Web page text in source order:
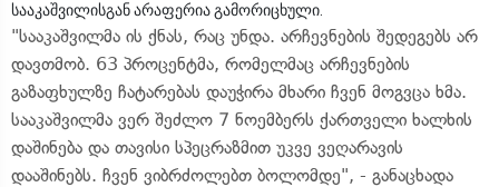
სააკაშვილისგან არაფერია გამორიცხული.
"სააკაშვილმა ის ქნას, რაც უნდა. არჩევნების შედეგებს არ
დავთმობ. 63 პროცენტმა, რომელმაც არჩევნების
გაზაფხულზე ჩატარებას დაუჭირა მხარი ჩვენ მოგვცა ხმა.
სააკაშვილმა ვერ შეძლო 7 ნოემბერს ქართველი ხალხის
დაშინება და თავისი სპეცრაზმით უკვე ვეღარავის
დააშინებს. ჩვენ ვიბრძოლებთ ბოლომდე", - განაცხადა